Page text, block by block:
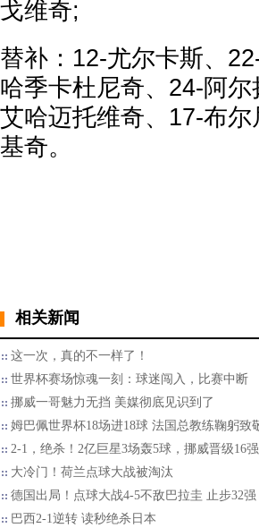
戈维奇;
替补：12-尤尔卡斯、
哈季卡杜尼奇、24-阿
艾哈迈托维奇、17-布
基奇。
相关新闻
这一次，真的不一样了！
世界杯赛场惊魂一刻：球迷闯入，比赛中断
挪威一哥魅力无挡 美媒彻底见识到了
姆巴佩世界杯18场进18球 法国总教练鞠躬致
2-1，绝杀！2亿巨星3场轰5球，挪威晋级16强
大冷门！荷兰点球大战被淘汰
德国出局！点球大战4-5不敌巴拉圭 止步32强
巴西2-1逆转 读秒绝杀日本